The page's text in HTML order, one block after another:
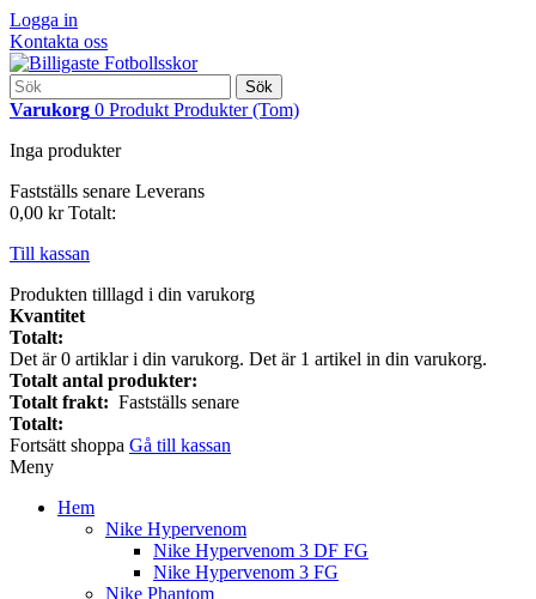
Logga in
Kontakta oss
Sök
Varukorg 0 Produkt Produkter (Tom)
Inga produkter
Fastställs senare Leverans
0,00 kr Totalt:
Till kassan
Produkten tilllagd i din varukorg
Kvantitet
Totalt:
Det är0 artiklar i din varukorg. Det är 1 artikel in din varukorg.
Totalt antal produkter:
Totalt frakt: Fastställs senare
Totalt:
Fortsätt shoppa Gå till kassan
Meny
Hem
Nike Hypervenom
Nike Hypervenom 3 DF FG
Nike Hypervenom 3 FG
Nike Phantom